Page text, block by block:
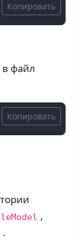
Копировать
в файл
Копировать
,
.